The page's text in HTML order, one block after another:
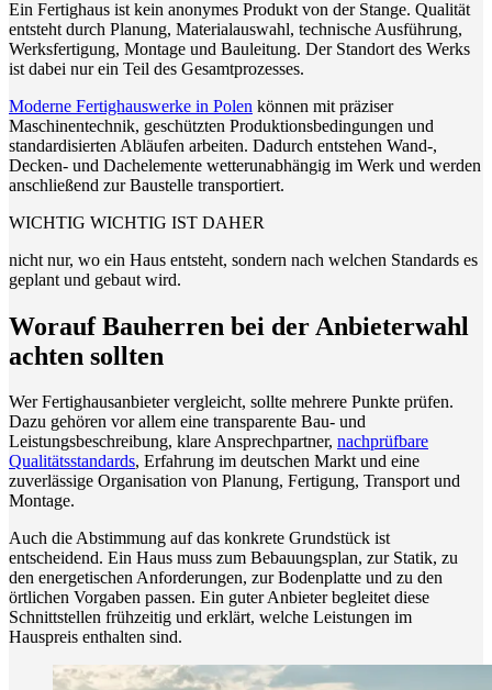
Ein Fertighaus ist kein anonymes Produkt von der Stange. Qualität
entsteht durch Planung, Materialauswahl, technische Ausführung,
Werksfertigung, Montage und Bauleitung. Der Standort des Werks
ist dabei nur ein Teil des Gesamtprozesses.
Moderne Fertighauswerke in Polen können mit präziser
Maschinentechnik, geschützten Produktionsbedingungen und
standardisierten Abläufen arbeiten. Dadurch entstehen Wand-,
Decken- und Dachelemente wetterunabhängig im Werk und werden
anschließend zur Baustelle transportiert.
WICHTIG WICHTIG IST DAHER
nicht nur, wo ein Haus entsteht, sondern nach welchen Standards es
geplant und gebaut wird.
Worauf Bauherren bei der Anbieterwahl
achten sollten
Wer Fertighausanbieter vergleicht, sollte mehrere Punkte prüfen.
Dazu gehören vor allem eine transparente Bau- und
Leistungsbeschreibung, klare Ansprechpartner, nachprüfbare
Qualitätsstandards, Erfahrung im deutschen Markt und eine
zuverlässige Organisation von Planung, Fertigung, Transport und
Montage.
Auch die Abstimmung auf das konkrete Grundstück ist
entscheidend. Ein Haus muss zum Bebauungsplan, zur Statik, zu
den energetischen Anforderungen, zur Bodenplatte und zu den
örtlichen Vorgaben passen. Ein guter Anbieter begleitet diese
Schnittstellen frühzeitig und erklärt, welche Leistungen im
Hauspreis enthalten sind.